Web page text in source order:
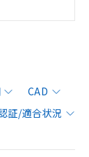
CAD
証/適合状況